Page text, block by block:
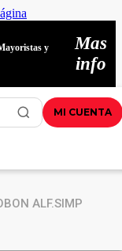
y
Mas
info
MI CUENTA
ALF.SIMP